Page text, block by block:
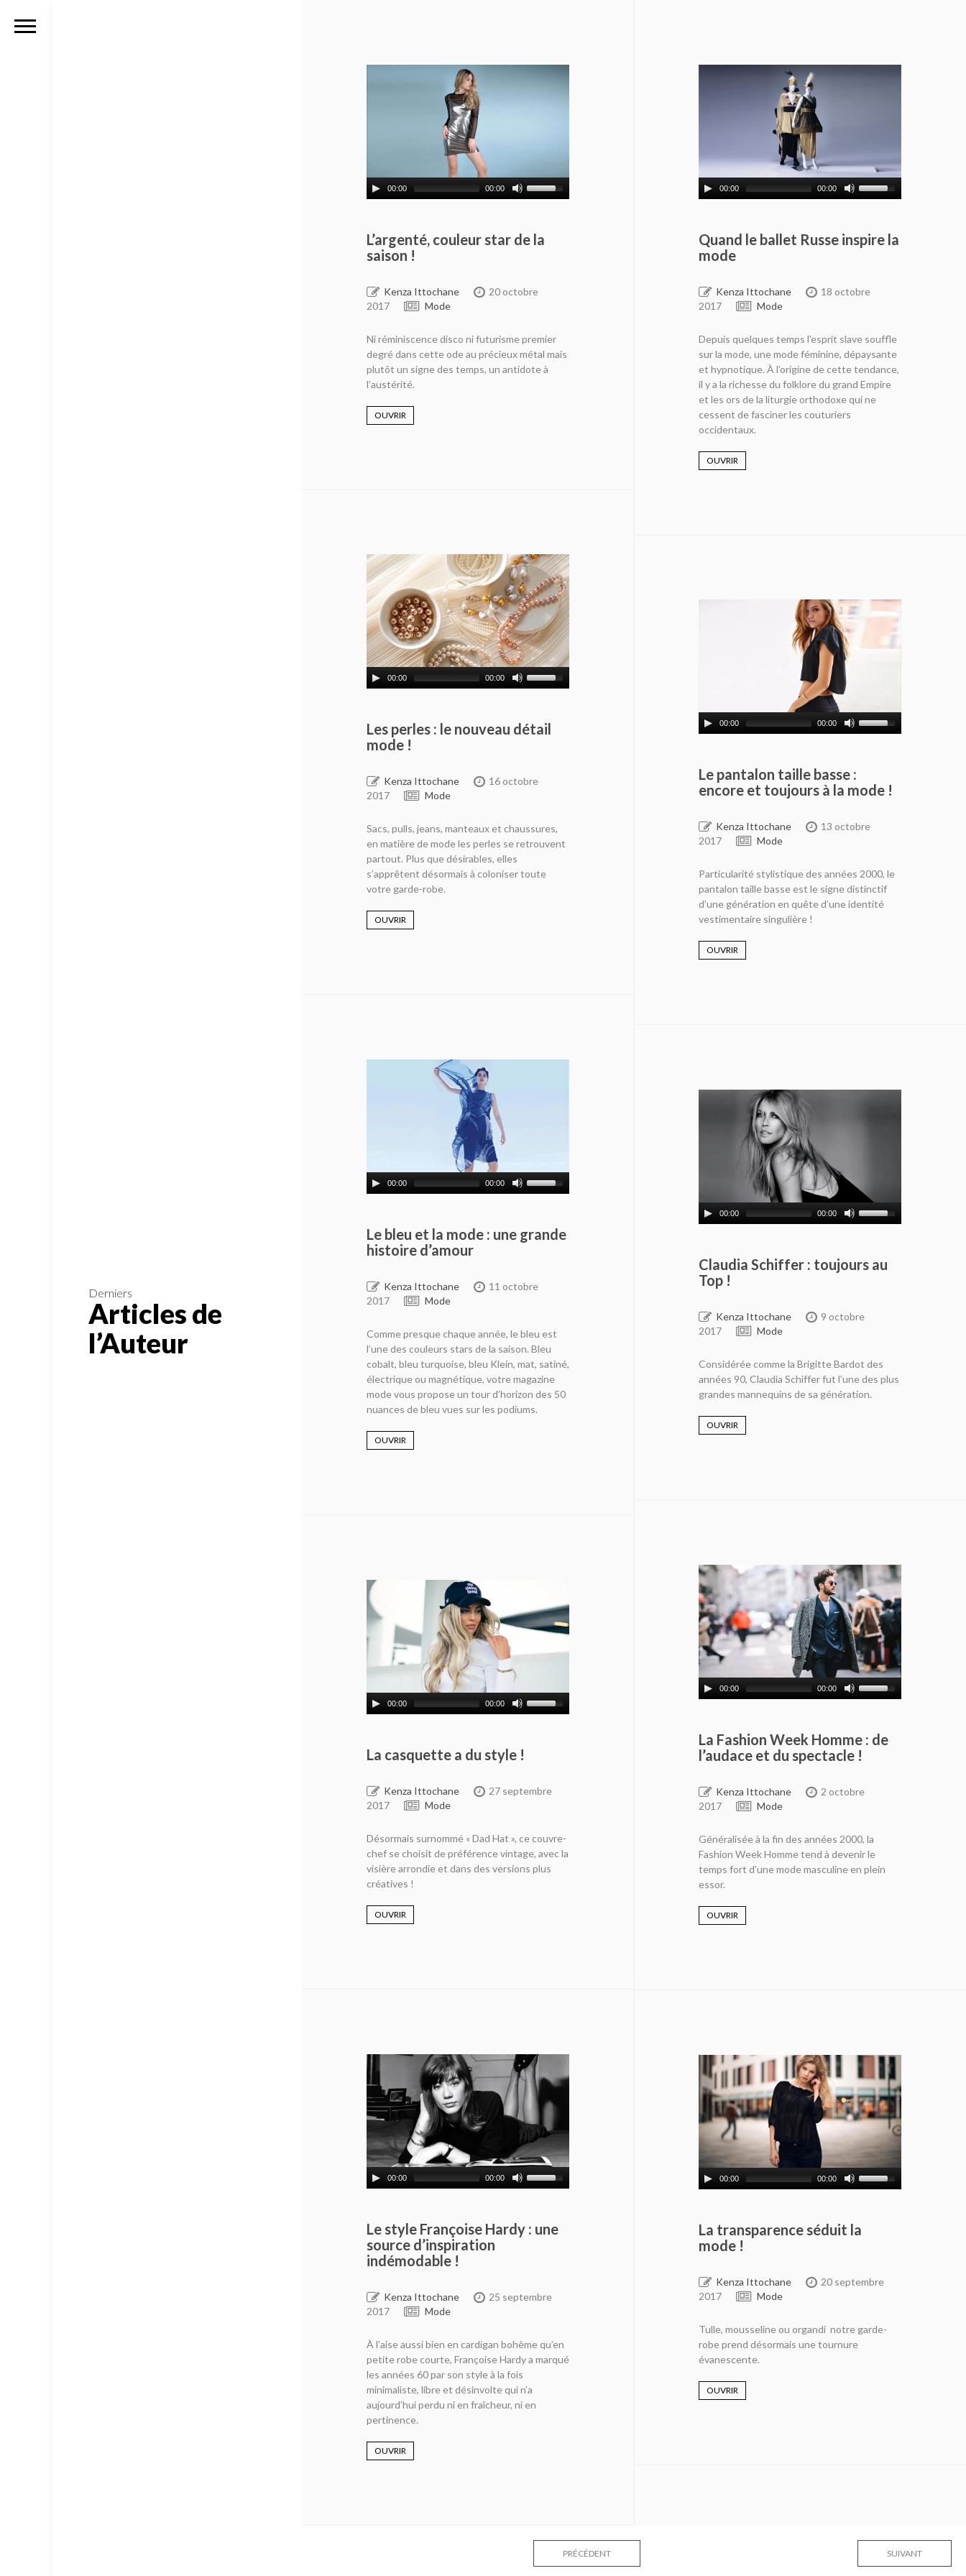
Derniers
Articles de
l’Auteur
00:00 00:00
L’argenté, couleur star de la
saison !
Kenza Ittochane
20 octobre
2017
Mode
Ni réminiscence disco ni futurisme premier
degré dans cette ode au précieux métal mais
plutôt un signe des temps, un antidote à
l’austérité.
OUVRIR
00:00 00:00
Quand le ballet Russe inspire la
mode
Kenza Ittochane
18 octobre
2017
Mode
Depuis quelques temps l’esprit slave souffle
sur la mode, une mode féminine, dépaysante
et hypnotique. À l’origine de cette tendance,
il y a la richesse du folklore du grand Empire
et les ors de la liturgie orthodoxe qui ne
cessent de fasciner les couturiers
occidentaux.
OUVRIR
00:00 00:00
Les perles : le nouveau détail
mode !
Kenza Ittochane
16 octobre
2017
Mode
Sacs, pulls, jeans, manteaux et chaussures,
en matière de mode les perles se retrouvent
partout. Plus que désirables, elles
s’apprêtent désormais à coloniser toute
votre garde-robe.
OUVRIR
00:00 00:00
Le pantalon taille basse :
encore et toujours à la mode !
Kenza Ittochane
13 octobre
2017
Mode
Particularité stylistique des années 2000, le
pantalon taille basse est le signe distinctif
d’une génération en quête d’une identité
vestimentaire singulière !
OUVRIR
00:00 00:00
Le bleu et la mode : une grande
histoire d’amour
Kenza Ittochane
11 octobre
2017
Mode
Comme presque chaque année, le bleu est
l’une des couleurs stars de la saison. Bleu
cobalt, bleu turquoise, bleu Klein, mat, satiné,
électrique ou magnétique, votre magazine
mode vous propose un tour d’horizon des 50
nuances de bleu vues sur les podiums.
OUVRIR
00:00 00:00
Claudia Schiffer : toujours au
Top !
Kenza Ittochane
9 octobre
2017
Mode
Considérée comme la Brigitte Bardot des
années 90, Claudia Schiffer fut l’une des plus
grandes mannequins de sa génération.
OUVRIR
00:00 00:00
La Fashion Week Homme : de
l’audace et du spectacle !
Kenza Ittochane
2 octobre
2017
Mode
Généralisée à la fin des années 2000, la
Fashion Week Homme tend à devenir le
temps fort d’une mode masculine en plein
essor.
OUVRIR
00:00 00:00
La casquette a du style !
Kenza Ittochane
27 septembre
2017
Mode
Désormais surnommé « Dad Hat », ce couvre-
chef se choisit de préférence vintage, avec la
visière arrondie et dans des versions plus
créatives !
OUVRIR
00:00 00:00
Le style Françoise Hardy : une
source d’inspiration
indémodable !
Kenza Ittochane
25 septembre
2017
Mode
À l’aise aussi bien en cardigan bohème qu’en
petite robe courte, Françoise Hardy a marqué
les années 60 par son style à la fois
minimaliste, libre et désinvolte qui n’a
aujourd’hui perdu ni en fraîcheur, ni en
pertinence.
OUVRIR
00:00 00:00
La transparence séduit la
mode !
Kenza Ittochane
20 septembre
2017
Mode
Tulle, mousseline ou organdi notre garde-
robe prend désormais une tournure
évanescente.
OUVRIR
PRÉCÉDENT SUIVANT